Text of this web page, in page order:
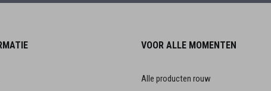
VOOR ALLE MOMENTEN
Alle producten rouw